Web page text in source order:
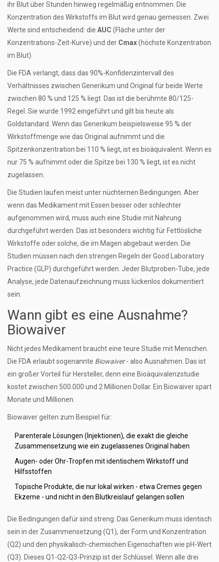
ihr Blut über Stunden hinweg regelmäßig entnommen. Die
Konzentration des Wirkstoffs im Blut wird genau gemessen. Zwei
Werte sind entscheidend: die AUC (Fläche unter der
Konzentrations-Zeit-Kurve) und der Cmax(höchste Konzentration
im Blut).
Die FDA verlangt, dass das 90%-Konfidenzintervall des
Verhältnisses zwischen Generikum und Original für beide Werte
zwischen 80 % und 125 % liegt. Das ist die berühmte 80/125-
Regel. Sie wurde 1992 eingeführt und gilt bis heute als
Goldstandard. Wenn das Generikum beispielsweise 95 % der
Wirkstoffmenge wie das Original aufnimmt und die
Spitzenkonzentration bei 110 % liegt, ist es bioäquivalent. Wenn es
nur 75 % aufnimmt oder die Spitze bei 130 % liegt, ist es nicht
zugelassen.
Die Studien laufen meist unter nüchternen Bedingungen. Aber
wenn das Medikament mit Essen besser oder schlechter
aufgenommen wird, muss auch eine Studie mit Nahrung
durchgeführt werden. Das ist besonders wichtig für Fettlösliche
Wirkstoffe oder solche, die im Magen abgebaut werden. Die
Studien müssen nach den strengen Regeln der Good Laboratory
Practice (GLP) durchgeführt werden. Jeder Blutproben-Tube, jede
Analyse, jede Datenaufzeichnung muss lückenlos dokumentiert
sein.
Wann gibt es eine Ausnahme?
Biowaiver
Nicht jedes Medikament braucht eine teure Studie mit Menschen.
Die FDA erlaubt sogenannte Biowaiver- also Ausnahmen. Das ist
ein großer Vorteil für Hersteller, denn eine Bioäquivalenzstudie
kostet zwischen 500.000 und 2 Millionen Dollar. Ein Biowaiver spart
Monate und Millionen.
Biowaiver gelten zum Beispiel für:
Parenterale Lösungen (Injektionen), die exakt die gleiche
Zusammensetzung wie ein zugelassenes Original haben
Augen- oder Ohr-Tropfen mit identischem Wirkstoff und
Hilfsstoffen
Topische Produkte, die nur lokal wirken - etwa Cremes gegen
Ekzeme - und nicht in den Blutkreislauf gelangen sollen
Die Bedingungen dafür sind streng: Das Generikum muss identisch
sein in der Zusammensetzung (Q1), der Form und Konzentration
(Q2) und den physikalisch-chemischen Eigenschaften wie pH-Wert
(Q3). Dieses Q1-Q2-Q3-Prinzip ist der Schlüssel. Wenn alle drei